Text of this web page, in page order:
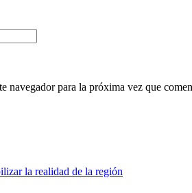
navegador para la próxima vez que
la realidad de la región